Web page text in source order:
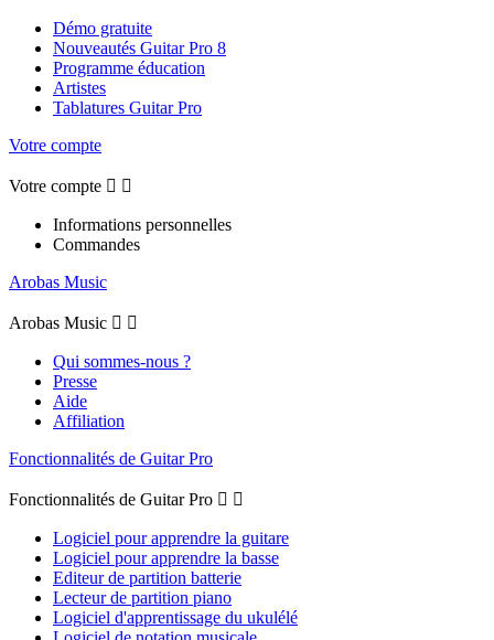
Démo gratuite
Nouveautés Guitar Pro 8
Programme éducation
Artistes
Tablatures Guitar Pro
Votre compte
Votre compte  
Informations personnelles
Commandes
Arobas Music
Arobas Music  
Qui sommes-nous ?
Presse
Aide
Affiliation
Fonctionnalités de Guitar Pro
Fonctionnalités de Guitar Pro  
Logiciel pour apprendre la guitare
Logiciel pour apprendre la basse
Editeur de partition batterie
Lecteur de partition piano
Logiciel d'apprentissage du ukulélé